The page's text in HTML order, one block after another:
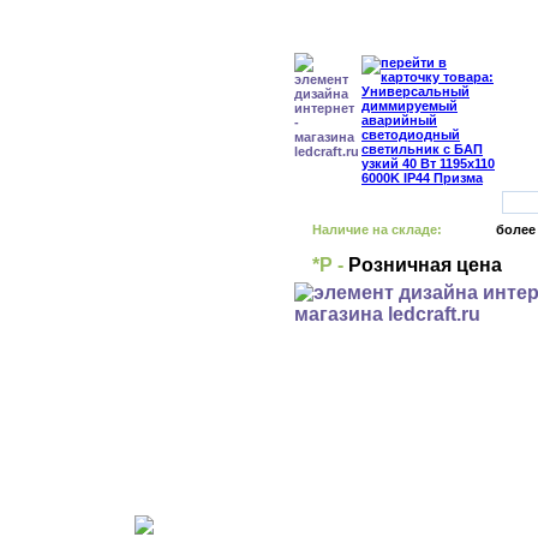
Наличие на складе: более
*Р - Розничная цена